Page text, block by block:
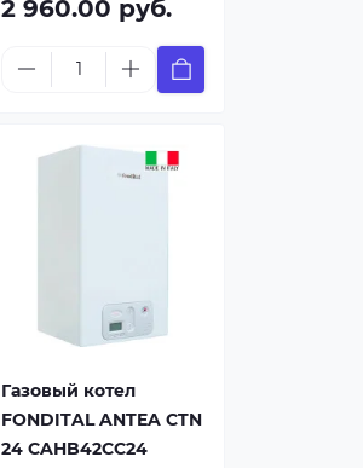
2 960.00 руб.
Газовый котел
FONDITAL ANTEA CTN
24 CAHB42CC24